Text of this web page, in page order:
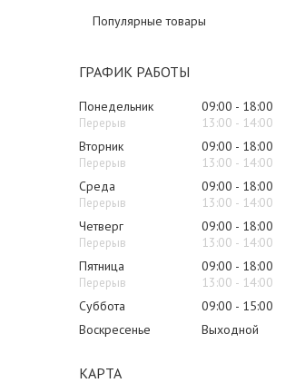
Популярные товары
ГРАФИК РАБОТЫ
Понедельник 09:00
18:00
13:00
14:00
Вторник
09:00
18:00
13:00
14:00
Среда
09:00
18:00
13:00
14:00
Четверг
09:00
18:00
13:00
14:00
Пятница
09:00
18:00
13:00
14:00
Суббота
09:00
15:00
Воскресенье
Выходной
КАРТА